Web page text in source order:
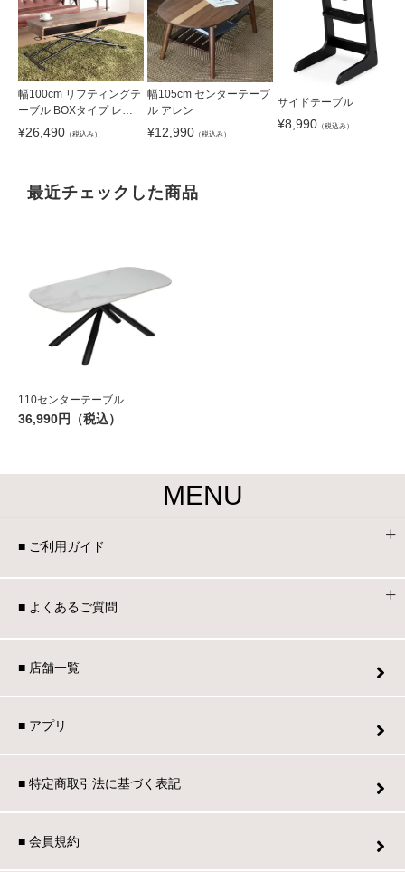
幅100cm リフティングテ
ーブル BOXタイプ レト
ロ
¥26,490 （税込み）
幅105cm センターテーブ
ル アレン
¥12,990 （税込み）
サイドテーブル
¥8,990（税込み）
最近チェックした商品
110センターテーブル
36,990円（税込）
MENU
■ ご利用ガイド
■ よくあるご質問
■ 店舗一覧
■ アプリ
■ 特定商取引法に基づく表記
■ 会員規約